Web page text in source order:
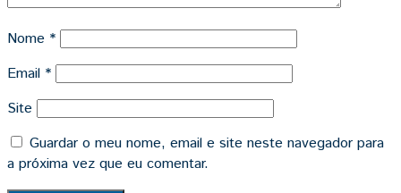
Nome *
Email *
Site
Guardar o meu nome, email e site neste navegador para
a próxima vez que eu comentar.